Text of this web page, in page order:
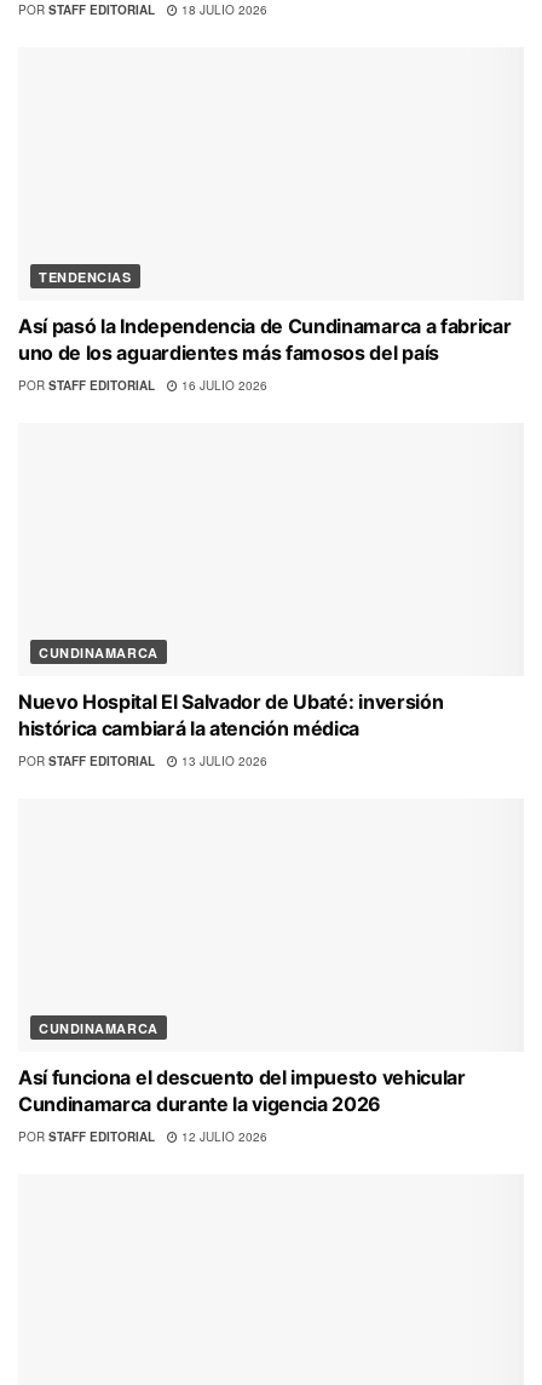
POR STAFF EDITORIAL 18 JULIO 2026
TENDENCIAS
Así pasó la Independencia de Cundinamarca a fabricar
uno de los aguardientes más famosos del país
POR STAFF EDITORIAL 16 JULIO 2026
CUNDINAMARCA
Nuevo Hospital El Salvador de Ubaté: inversión
histórica cambiará la atención médica
POR STAFF EDITORIAL 13 JULIO 2026
CUNDINAMARCA
Así funciona el descuento del impuesto vehicular
Cundinamarca durante la vigencia 2026
POR STAFF EDITORIAL 12 JULIO 2026